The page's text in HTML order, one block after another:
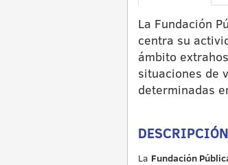
La Fundación
centra su
ámbito
situaciones de
determinadas
DESCRIPCIÓN
La Fundación